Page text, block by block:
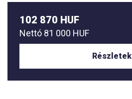
102 870 HUF
Nettó 81 000 HUF
Részletek